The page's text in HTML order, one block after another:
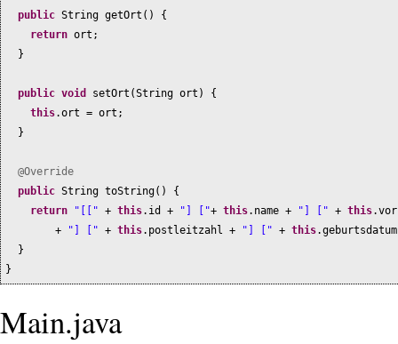
public String getOrt () {
return ort;
}
public void setOrt (String ort ) {
this.ort = ort;
}
@Override
public String toString() {
return
"[[" + this.id + "] ["+ this.name + "] [" + this
+
"] [" + this.postleitzahl + "] [" + this
}
}
Main.java